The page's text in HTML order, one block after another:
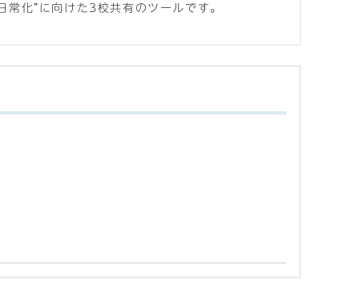
化”に向けた3校共有のツールです。